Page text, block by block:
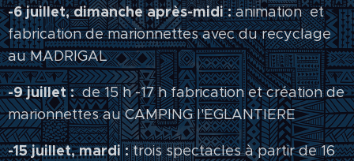
-6 juillet, dimanche après-midi :animation et
fabrication de marionnettes avec du recyclage
au MADRIGAL
-9 juillet :de 15 h -17 h fabrication et création de
marionnettes au CAMPING l'EGLANTIERE
-15 juillet, mardi :trois spectacles à partir de 16